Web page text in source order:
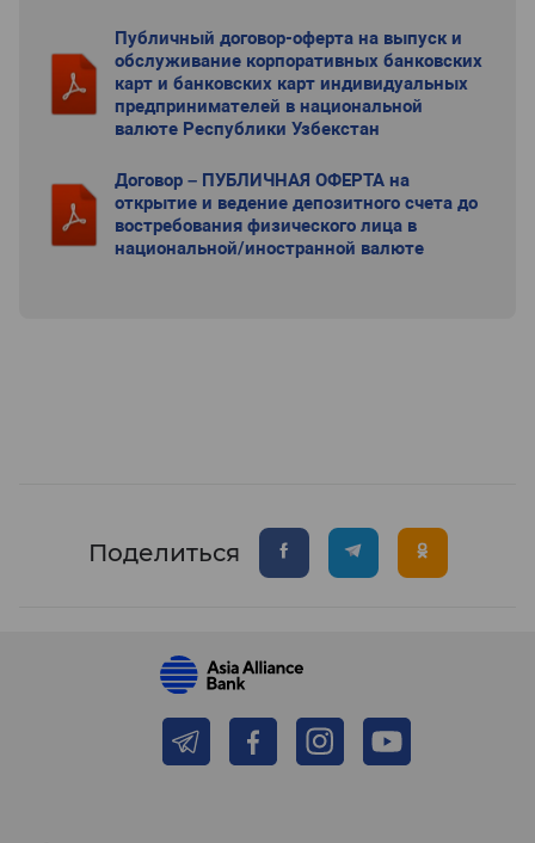
Публичный договор-оферта на выпуск и
обслуживание корпоративных банковских
карт и банковских карт индивидуальных
предпринимателей в национальной
валюте Республики Узбекстан
Договор – ПУБЛИЧНАЯ ОФЕРТА на
открытие и ведение депозитного счета до
востребования физического лица в
национальной/иностранной валюте
Поделиться